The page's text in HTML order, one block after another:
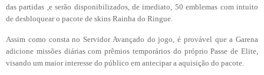
das partidas ,e serão disponibilizados, de imediato, 50 emblemas com intuito
de desbloquear o pacote de skins Rainha do Ringue.
Assim como consta no Servidor Avançado do jogo, é provável que a Garena
adicione missões diárias com prêmios temporários do próprio Passe de Elite,
visando um maior interesse do público em antecipar a aquisição do pacote.